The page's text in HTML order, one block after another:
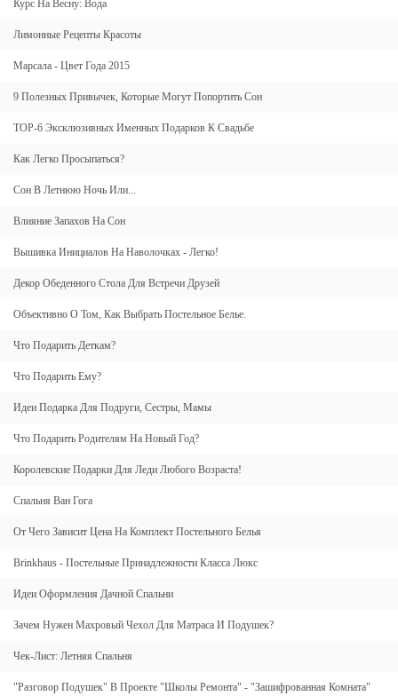
Курс На Весну: Вода
Лимонные Рецепты Красоты
Марсала - Цвет Года 2015
9 Полезных Привычек, Которые Могут Попортить Сон
TOP-6 Эксклюзивных Именных Подарков К Свадьбе
Как Легко Просыпаться?
Сон В Летнюю Ночь Или...
Влияние Запахов На Сон
Вышивка Инициалов На Наволочках - Легко!
Декор Обеденного Стола Для Встречи Друзей
Объективно О Том, Как Выбрать Постельное Белье.
Что Подарить Деткам?
Что Подарить Ему?
Идеи Подарка Для Подруги, Сестры, Мамы
Что Подарить Родителям На Новый Год?
Королевские Подарки Для Леди Любого Возраста!
Спальня Ван Гога
От Чего Зависит Цена На Комплект Постельного Белья
Brinkhaus - Постельные Принадлежности Класса Люкс
Идеи Оформления Дачной Спальни
Зачем Нужен Махровый Чехол Для Матраса И Подушек?
Чек-Лист: Летняя Спальня
"Разговор Подушек" В Проекте "Школы Ремонта" - "Зашифрованная Комната"